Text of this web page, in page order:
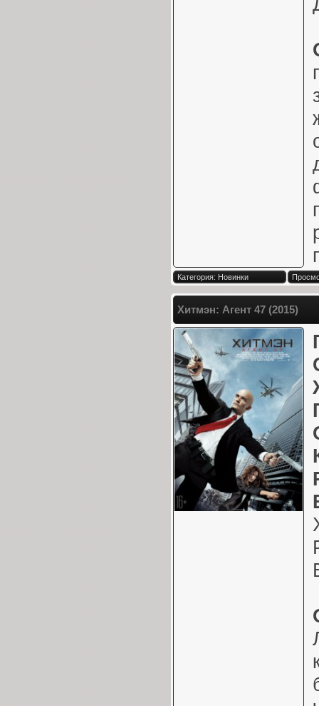
Категория: Новинки
Хитмэн: Агент 47 (2015)